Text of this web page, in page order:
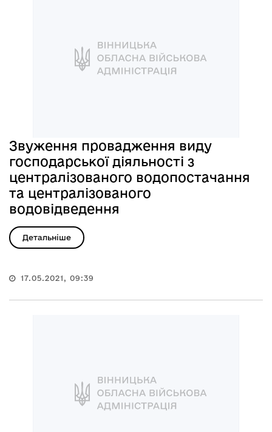
Звуження провадження виду
господарської діяльності з
централізованого водопостачання
та централізованого
водовідведення
Детальніше
17.05.2021, 09:39